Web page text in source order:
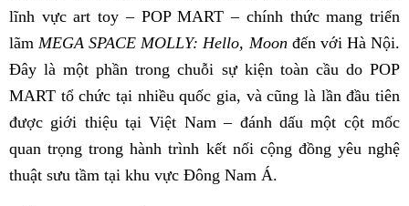
lĩnh vực art toy – POP MART – chính thức mang triển
lãm MEGA SPACE MOLLY: Hello, Moon đến với Hà Nội.
Đây là một phần trong chuỗi sự kiện toàn cầu do POP
MART tổ chức tại nhiều quốc gia, và cũng là lần đầu tiên
được giới thiệu tại Việt Nam – đánh dấu một cột mốc
quan trọng trong hành trình kết nối cộng đồng yêu nghệ
thuật sưu tầm tại khu vực Đông Nam Á.